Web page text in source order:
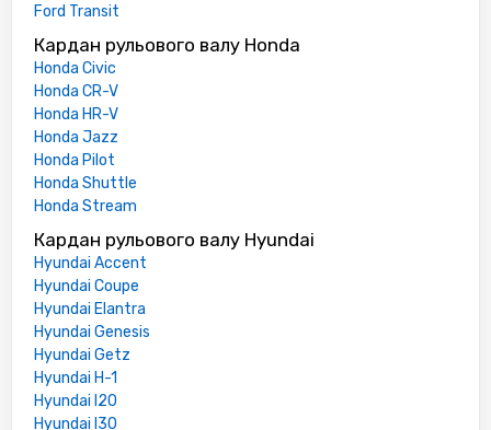
Ford Transit
Кардан рульового валу Honda
Honda Civic
Honda CR-V
Honda HR-V
Honda Jazz
Honda Pilot
Honda Shuttle
Honda Stream
Кардан рульового валу Hyundai
Hyundai Accent
Hyundai Coupe
Hyundai Elantra
Hyundai Genesis
Hyundai Getz
Hyundai H-1
Hyundai I20
Hyundai I30